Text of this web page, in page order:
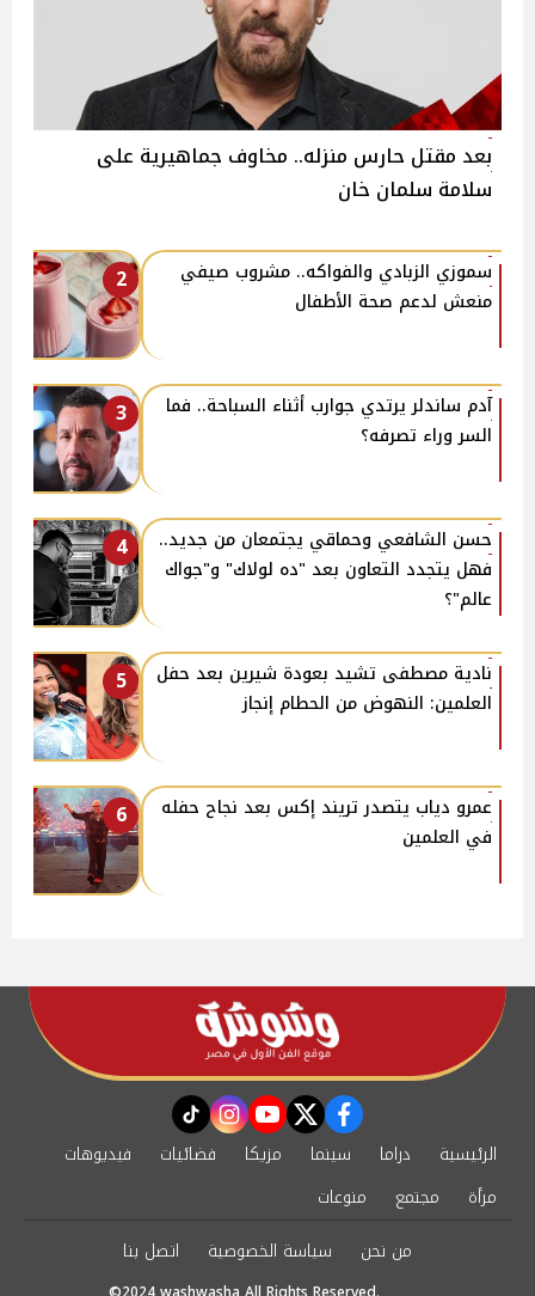
بعد مقتل حارس منزله.. مخاوف جماهيرية على
سلامة سلمان خان
2
سموزي الزبادي والفواكه.. مشروب صيفي
منعش لدعم صحة الأطفال
3
آدم ساندلر يرتدي جوارب أثناء السباحة.. فما
السر وراء تصرفه؟
4
حسن الشافعي وحماقي يجتمعان من جديد..
فهل يتجدد التعاون بعد "ده لولاك" و"جواك
عالم"؟
5
نادية مصطفى تشيد بعودة شيرين بعد حفل
العلمين: النهوض من الحطام إنجاز
6
عمرو دياب يتصدر تريند إكس بعد نجاح حفله
في العلمين
facebook
twitter
youtube
instagram
tiktok
الرئيسية دراما سينما مزيكا فضائيات
فيديوهات
مرأة
مجتمع
منوعات
من نحن
سياسة الخصوصية اتصل بنا